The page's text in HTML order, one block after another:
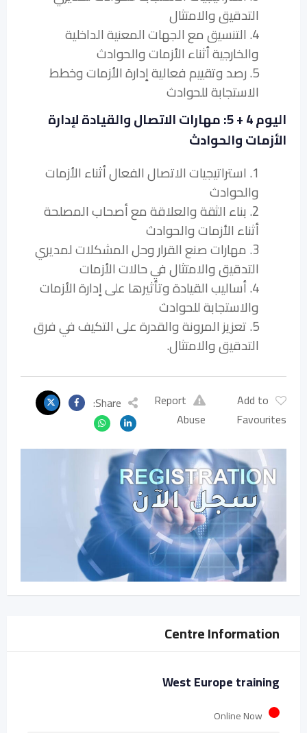
التدقيق والامتثال
4. التنسيق مع الجهات المعنية الداخلية
والخارجية أثناء الأزمات والحوادث
5. رصد وتقييم فعالية إدارة الأزمات وخطط
الاستجابة للحوادث
اليوم 4 + 5: مهارات الاتصال والقيادة لإدارة
الأزمات والحوادث
1. استراتيجيات الاتصال الفعال أثناء الأزمات
والحوادث
2. بناء الثقة والعلاقة مع أصحاب المصلحة
أثناء الأزمات والحوادث
3. مهارات صنع القرار وحل المشكلات لمديري
التدقيق والامتثال في حالات الأزمات
4. أساليب القيادة وتأثيرها على إدارة الأزمات
والاستجابة للحوادث
5. تعزيز المرونة والقدرة على التكيف في فرق
التدقيق والامتثال.
Add to
Favourites
Report
Abuse
Share:
Centre Information
West Europe training
Online Now